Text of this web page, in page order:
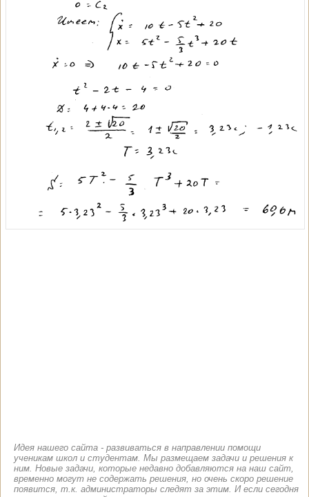
Идея нашего сайта - развиваться в направлении помощи
ученикам школ и студентам. Мы размещаем задачи и решения к
ним. Новые задачи, которые недавно добавляются на наш сайт,
временно могут не содержать решения, но очень скоро решение
появится, т.к. администраторы следят за этим. И если сегодня